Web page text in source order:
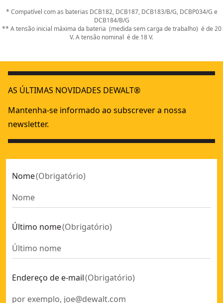
* Compatível com as baterias DCB182, DCB187, DCB183/B/G, DCBP034/G e
DCB184/B/G
** A tensão inicial máxima da bateria (medida sem carga de trabalho) é de 20
V. A tensão nominal é de 18 V.
AS ÚLTIMAS NOVIDADES DEWALT®
Mantenha-se informado ao subscrever a nossa
newsletter.
Nome(Obrigatório)
Último nome(Obrigatório)
Endereço de e-mail(Obrigatório)